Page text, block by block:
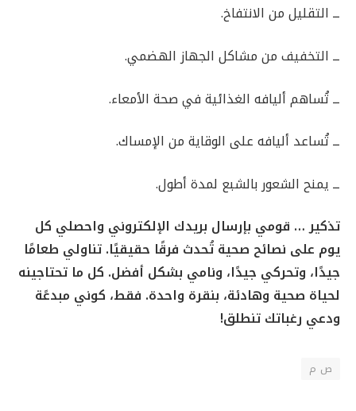
ــ التقليل من الانتفاخ.
ــ التخفيف من مشاكل الجهاز الهضمي.
ــ تُساهم أليافه الغذائية في صحة الأمعاء.
ــ تُساعد أليافه على الوقاية من الإمساك.
ــ يمنح الشعور بالشبع لمدة أطول.
تذكير … قومي بإرسال بريدك الإلكتروني واحصلي كل
يوم على نصائح صحية تُحدث فرقًا حقيقيًا. تناولي طعامًا
جيدًا، وتحركي جيدًا، ونامي بشكل أفضل. كل ما تحتاجينه
لحياة صحية وهادئة، بنقرة واحدة. فقط، كوني مبدعًة
ودعي رغباتك تنطلق!
ص م